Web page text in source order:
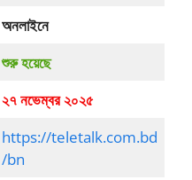
অনলাইনে
শুরু হয়েছে
২৭ নভেম্বর ২০২৫
https://teletalk.com.bd
/bn